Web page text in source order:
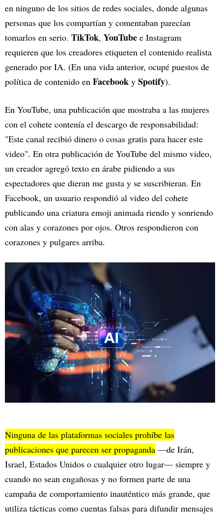
en ninguno de los sitios de redes sociales, donde algunas
personas que los compartían y comentaban parecían
tomarlos en serio. TikTok, YouTube e Instagram
requieren que los creadores etiqueten el contenido realista
generado por IA. (En una vida anterior, ocupé puestos de
política de contenido en Facebook y Spotify).
En YouTube, una publicación que mostraba a las mujeres
con el cohete contenía el descargo de responsabilidad:
"Este canal recibió dinero o cosas gratis para hacer este
video". En otra publicación de YouTube del mismo video,
un creador agregó texto en árabe pidiendo a sus
espectadores que dieran me gusta y se suscribieran. En
Facebook, un usuario respondió al video del cohete
publicando una criatura emoji animada riendo y sonriendo
con alas y corazones por ojos. Otros respondieron con
corazones y pulgares arriba.
Ninguna de las plataformas sociales prohíbe las
publicaciones que parecen ser propaganda —de Irán,
Israel, Estados Unidos o cualquier otro lugar— siempre y
cuando no sean engañosas y no formen parte de una
campaña de comportamiento inauténtico más grande, que
utiliza tácticas como cuentas falsas para difundir mensajes